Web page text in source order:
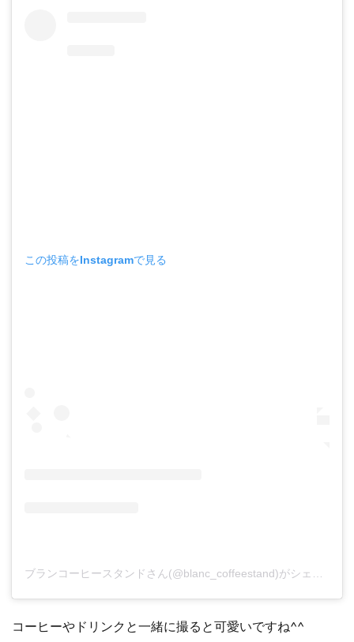
この投稿をInstagramで見る
ブランコーヒースタンドさん(@blanc_coffeestand)がシェアした投稿
コーヒーやドリンクと一緒に撮ると可愛いですね^^